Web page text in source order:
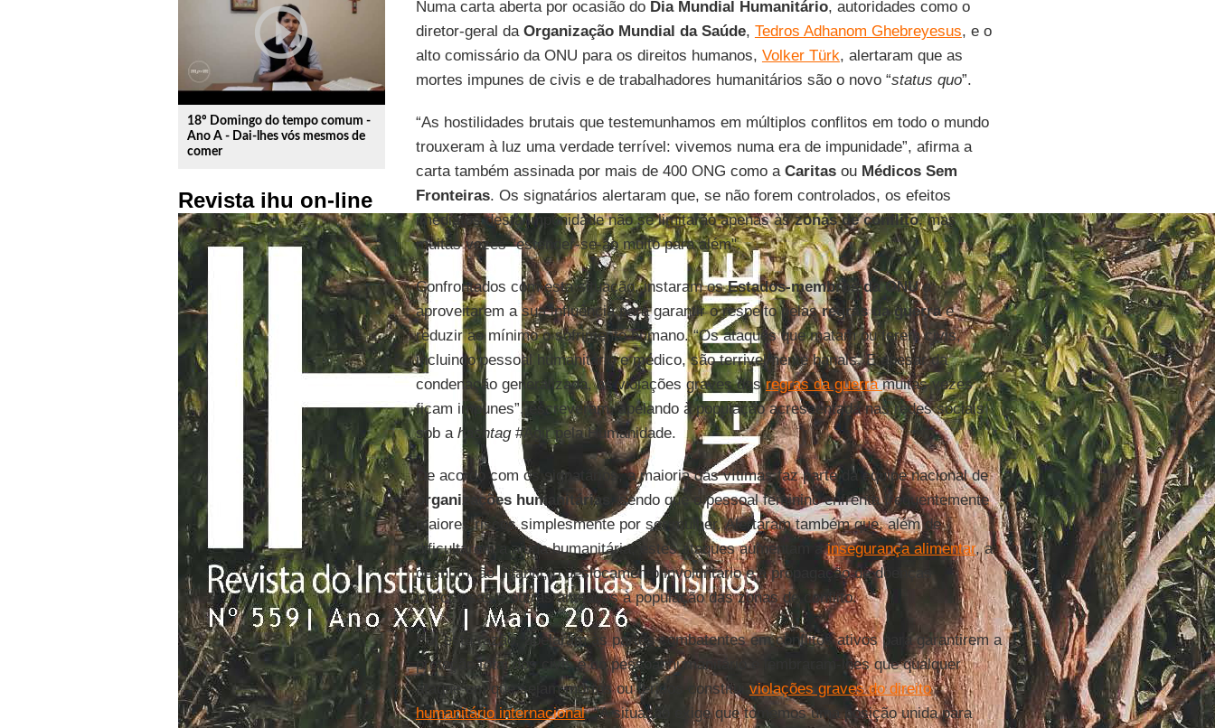
play_circle_outline
18º Domingo do tempo comum -
Ano A - Dai-lhes vós mesmos de
comer
Revista ihu on-line
Numa carta aberta por ocasião do Dia Mundial Humanitário, autoridades como o
diretor-geral da Organização Mundial da Saúde, Tedros Adhanom Ghebreyesus, e o
alto comissário da ONU para os direitos humanos, Volker Türk, alertaram que as
mortes impunes de civis e de trabalhadores humanitários são o novo “status quo”.
“As hostilidades brutais que testemunhamos em múltiplos conflitos em todo o mundo
trouxeram à luz uma verdade terrível: vivemos numa era de impunidade”, afirma a
carta também assinada por mais de 400 ONG como a Caritasou Médicos Sem
Fronteiras. Os signatários alertaram que, se não forem controlados, os efeitos
imediatos desta impunidade não se limitarão apenas àszonas de conflito, mas
muitas vezes "estender-se-ão muito para além".
Confrontados com esta situação, instaram osEstados-membros da ONUa
aproveitarem a sua influência para garantir o respeito pelasregras da guerrae
reduzir ao mínimo o sofrimento humano. “Os ataques que matam ou ferem civis,
incluindo pessoal humanitário e médico, são terrivelmente banais. E apesar da
condenação generalizada, as violações graves dasregras da guerramuitas vezes
ficam impunes”, escreveram, apelando à população acrescentada nas redes sociais
sob a hashtag#Agir pela Humanidade.
De acordo com os signatários, a maioria das vítimas faz parte da equipe nacional de
organizações humanitárias
, sendo que o pessoal feminino enfrenta frequentemente
maiores riscos simplesmente por ser mulher. Alertaram também que, além de
dificultarem a ajuda humanitária, estes ataques aumentam ainsegurança alimentar, a
desnutrição infantil, o deslocamento involuntário e a propagação de doenças
infecciosas e outras ameaças à população das zonas de conflito.
Por esta razão, apelaram às partes combatentes em conflitos ativos para garantirem a
proteção total dos civis e do pessoal humanitário e lembraram-lhes que qualquer
ataque em que sejam mortos ou feridos constitui violações graves do direito
humanitário internacional. “A situação exige que tomemos uma posição unida para